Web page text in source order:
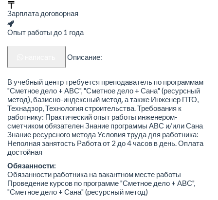
Зарплата договорная
Опыт работы до 1 года
Описание:
В учебный центр требуется преподаватель по программам
"Сметное дело + АВС", "Сметное дело + Сана" (ресурсный
метод), базисно-индексный метод, а также Инженер ПТО,
Технадзор, Технология строительства. Требования к
работнику: Практический опыт работы инженером-
сметчиком обязателен Знание программы АВС и/или Сана
Знание ресурсного метода Условия труда для работника:
Неполная занятость Работа от 2 до 4 часов в день. Оплата
достойная
Обязанности:
Обязанности работника на вакантном месте работы
Проведение курсов по программе "Сметное дело + АВС",
"Сметное дело + Сана" (ресурсный метод)